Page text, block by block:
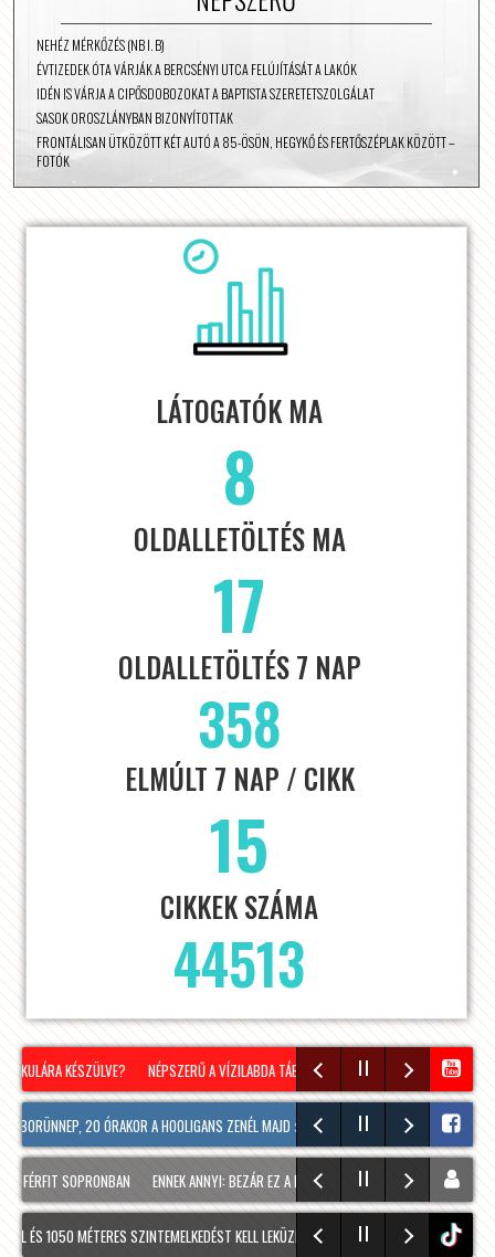
NEHÉZ MÉRKŐZÉS (NB I. B)
ÉVTIZEDEK ÓTA VÁRJÁK A BERCSÉNYI UTCA FELÚJÍTÁSÁT A LAKÓK
IDÉN IS VÁRJA A CIPŐSDOBOZOKAT A BAPTISTA SZERETETSZOLGÁLAT
SASOK OROSZLÁNYBAN BIZONYÍTOTTAK
FRONTÁLISAN ÜTKÖZÖTT KÉT AUTÓ A 85-ÖSÖN, HEGYKŐ ÉS FERTŐSZÉPLAK KÖZÖTT –
FOTÓK
LÁTOGATÓK MA
8
OLDALLETÖLTÉS MA
17
OLDALLETÖLTÉS 7 NAP
358
ELMÚLT 7 NAP / CIKK
15
CIKKEK SZÁMA
44513
KÉSZÜLVE? NÉPSZERŰ A VÍZILABDA TÁBOR SOPRONBAN! #VIZILABDA
20 ÓRAKOR A HOOLIGANS ZENÉL MAJD 🎤🎸🎶 MÉG TÖBB FOTÓ A
SOPRONBAN ENNEK ANNYI: BEZÁR EZ A BELVÁROSI SZUPERMARKET ÚJ NAGY
1050 MÉTERES SZINTEMELKEDÉST KELL LEKÜZDENI A HEUKUPPE 2007 MÉTEREStiktok